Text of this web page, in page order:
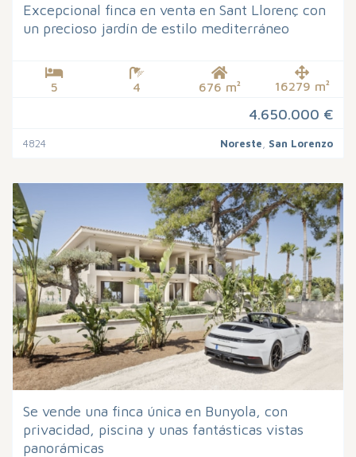
Excepcional finca en venta en Sant Llorenç con
un precioso jardín de estilo mediterráneo
5 4 676 m² 16279 m²
4.650.000 €
4824 Noreste San Lorenzo
Se vende una finca única en Bunyola, con
privacidad, piscina y unas fantásticas vistas
panorámicas